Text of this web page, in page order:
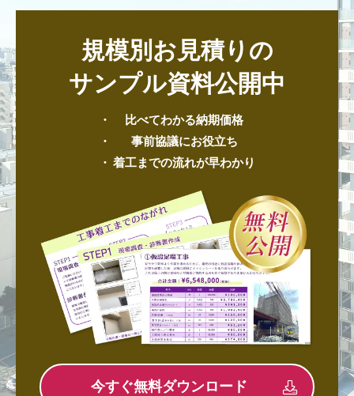
規模別お見積りの
サンプル資料公開中
比べてわかる納期価格
事前協議にお役立ち
着工までの流れが早わかり
今すぐ無料ダウンロード